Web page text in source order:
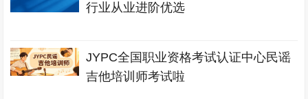
行业从业进阶优选
JYPC全国职业资格考试认证中心民谣
吉他培训师考试啦